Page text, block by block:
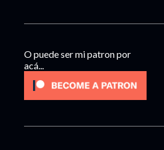
O puede ser mi patron por
acá...